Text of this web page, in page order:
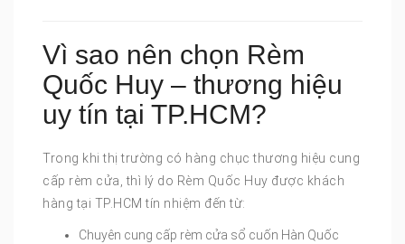
Vì sao nên chọn Rèm
Quốc Huy – thương hiệu
uy tín tại TP.HCM?
Trong khi thị trường có hàng chục thương hiệu cung
cấp rèm cửa, thì lý do Rèm Quốc Huy được khách
hàng tại TP.HCM tín nhiệm đến từ:
Chuyên cung cấp rèm cửa sổ cuốn Hàn Quốc